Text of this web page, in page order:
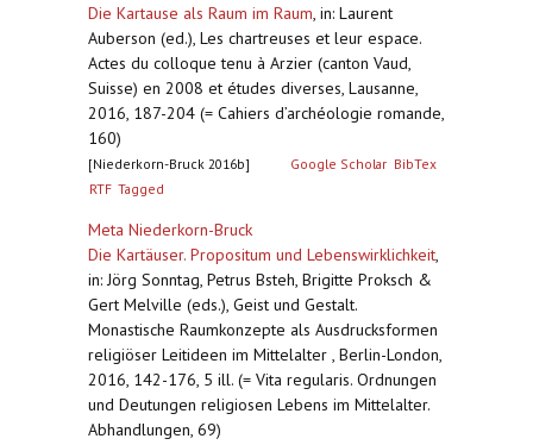
Die Kartause als Raum im Raum, in: Laurent
Auberson (ed.), Les chartreuses et leur espace.
Actes du colloque tenu à Arzier (canton Vaud,
Suisse) en 2008 et études diverses, Lausanne,
2016, 187-204 (= Cahiers d’archéologie romande,
160)
[Niederkorn-Bruck 2016b] Google Scholar BibTex
RTF Tagged
Meta Niederkorn-Bruck
Die Kartäuser. Propositum und Lebenswirklichkeit,
in: Jörg Sonntag, Petrus Bsteh, Brigitte Proksch &
Gert Melville (eds.), Geist und Gestalt.
Monastische Raumkonzepte als Ausdrucksformen
religiöser Leitideen im Mittelalter , Berlin-London,
2016, 142-176, 5 ill. (= Vita regularis. Ordnungen
und Deutungen religiosen Lebens im Mittelalter.
Abhandlungen, 69)